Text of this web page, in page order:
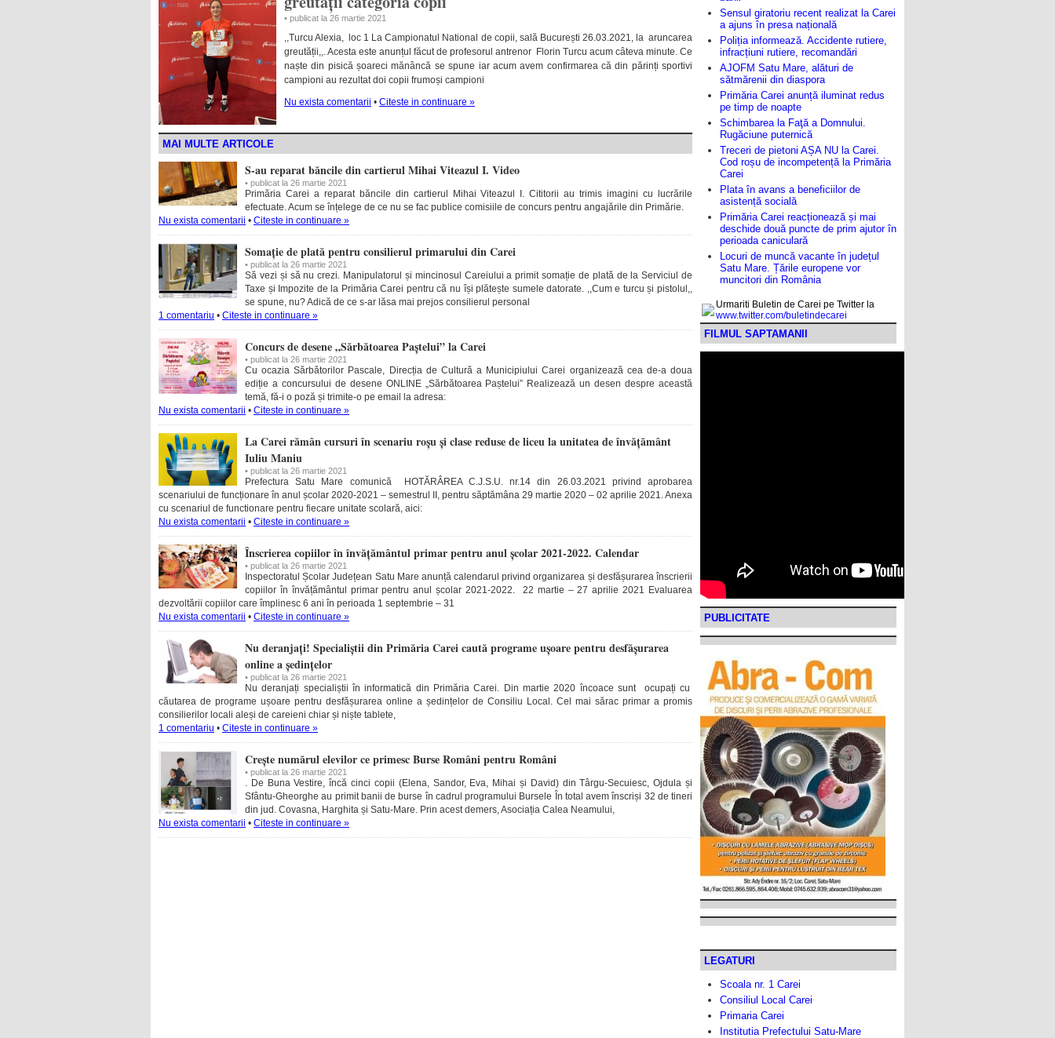
• publicat la 26 martie 2021
,,Turcu Alexia, loc 1 La Campionatul National de copii, sală București 26.03.2021, la aruncarea
greutății,,. Acesta este anunțul făcut de profesorul antrenor Florin Turcu acum câteva minute. Ce
naște din pisică șoareci mănâncă se spune iar acum avem confirmarea că din părinți sportivi
campioni au rezultat doi copii frumoși campioni
Nu exista comentarii • Citeste in continuare »
MAI MULTE ARTICOLE
S-au reparat băncile din cartierul Mihai Viteazul I. Video
• publicat la 26 martie 2021
Primăria Carei a reparat băncile din cartierul Mihai Viteazul I. Cititorii au trimis imagini cu lucrările
efectuate. Acum se înțelege de ce nu se fac publice comisiile de concurs pentru angajările din Primărie.
Nu exista comentarii • Citeste in continuare »
Somație de plată pentru consilierul primarului din Carei
• publicat la 26 martie 2021
Să vezi și să nu crezi. Manipulatorul și mincinosul Careiului a primit somație de plată de la Serviciul de
Taxe și Impozite de la Primăria Carei pentru că nu își plătește sumele datorate. ,,Cum e turcu și pistolul,,
se spune, nu? Adică de ce s-ar lăsa mai prejos consilierul personal
1 comentariu • Citeste in continuare »
Concurs de desene „Sărbătoarea Paștelui” la Carei
• publicat la 26 martie 2021
Cu ocazia Sărbătorilor Pascale, Direcția de Cultură a Municipiului Carei organizează cea de-a doua
ediție a concursului de desene ONLINE „Sărbătoarea Paștelui” Realizează un desen despre această
temă, fă-i o poză și trimite-o pe email la adresa:
Nu exista comentarii • Citeste in continuare »
La Carei rămân cursuri în scenariu roșu și clase reduse de liceu la unitatea de învățământ
Iuliu Maniu
• publicat la 26 martie 2021
Prefectura Satu Mare comunică HOTĂRÂREA C.J.S.U. nr.14 din 26.03.2021 privind aprobarea
scenariului de funcționare în anul școlar 2020-2021 – semestrul II, pentru săptămâna 29 martie 2020 – 02 aprilie 2021. Anexa
cu scenariul de functionare pentru fiecare unitate scolară, aici:
Nu exista comentarii • Citeste in continuare »
Înscrierea copiilor în învățământul primar pentru anul școlar 2021-2022. Calendar
• publicat la 26 martie 2021
Inspectoratul Școlar Județean Satu Mare anunță calendarul privind organizarea și desfășurarea înscrierii
copiilor în învățământul primar pentru anul școlar 2021-2022. 22 martie – 27 aprilie 2021 Evaluarea
dezvoltării copiilor care împlinesc 6 ani în perioada 1 septembrie – 31
Nu exista comentarii • Citeste in continuare »
Nu deranjați! Specialiștii din Primăria Carei caută programe ușoare pentru desfășurarea
online a ședințelor
• publicat la 26 martie 2021
Nu deranjați specialiștii în informatică din Primăria Carei. Din martie 2020 încoace sunt ocupați cu
căutarea de programe ușoare pentru desfășurarea online a ședințelor de Consiliu Local. Cel mai sărac primar a promis
consilierilor locali aleși de careieni chiar și niște tablete,
1 comentariu • Citeste in continuare »
Crește numărul elevilor ce primesc Burse Români pentru Români
• publicat la 26 martie 2021
. De Buna Vestire, încă cinci copii (Elena, Sandor, Eva, Mihai și David) din Târgu-Secuiesc, Ojdula și
Sfântu-Gheorghe au primit banii de burse în cadrul programului Bursele În total avem înscriși 32 de tineri
din jud. Covasna, Harghita și Satu-Mare. Prin acest demers, Asociația Calea Neamului,
Nu exista comentarii • Citeste in continuare »
Sensul giratoriu recent realizat la Carei
a ajuns în presa națională
Poliția informează. Accidente rutiere,
infracțiuni rutiere, recomandări
AJOFM Satu Mare, alături de
sătmărenii din diaspora
Primăria Carei anunță iluminat redus
pe timp de noapte
Schimbarea la Faţă a Domnului.
Rugăciune puternică
Treceri de pietoni AȘA NU la Carei.
Cod roșu de incompetență la Primăria
Carei
Plata în avans a beneficiilor de
asistență socială
Primăria Carei reacționează și mai
deschide două puncte de prim ajutor în
perioada caniculară
Locuri de muncă vacante în județul
Satu Mare. Țările europene vor
muncitori din România
Urmariti Buletin de Carei pe Twitter la
www.twitter.com/buletindecarei
FILMUL SAPTAMANII
PUBLICITATE
LEGATURI
Scoala nr. 1 Carei
Consiliul Local Carei
Primaria Carei
Institutia Prefectului Satu-Mare